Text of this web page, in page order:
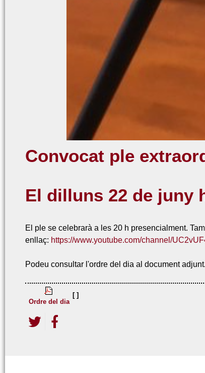
Convocat ple
El dilluns 22 de juny
El ple se celebrarà a les 20 h presencialment.
enllaç: https://www.youtube.com/channel/
Podeu consultar l'ordre del dia al document adjunt.
Ordre del dia
[ ]